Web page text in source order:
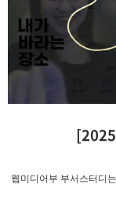
웹미디어부 부서스터디